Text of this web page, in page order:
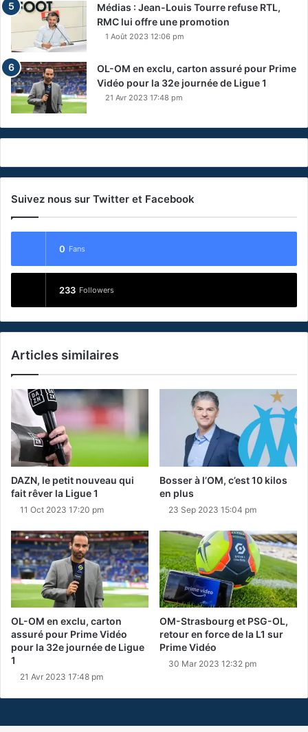
Médias : Jean-Louis Tourre refuse RTL,
RMC lui offre une promotion
1 Août 2023 12:06 pm
OL-OM en exclu, carton assuré pour Prime
Vidéo pour la 32e journée de Ligue 1
21 Avr 2023 17:48 pm
Suivez nous sur Twitter et Facebook
0 Fans
233 Followers
Articles similaires
DAZN, le petit nouveau qui
fait rêver la Ligue 1
11 Oct 2023 17:20 pm
Bosser à l’OM, c’est 10 kilos
en plus
23 Sep 2023 15:04 pm
OL-OM en exclu, carton
assuré pour Prime Vidéo
pour la 32e journée de Ligue
1
21 Avr 2023 17:48 pm
OM-Strasbourg et PSG-OL,
retour en force de la L1 sur
Prime Vidéo
30 Mar 2023 12:32 pm